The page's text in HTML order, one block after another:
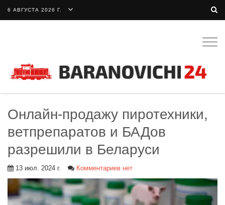
6 АВГУСТА 2026 Г.
Онлайн-продажу пиротехники,
ветпрепаратов и БАДов
разрешили в Беларуси
13 июл. 2024 г. Комментариев нет